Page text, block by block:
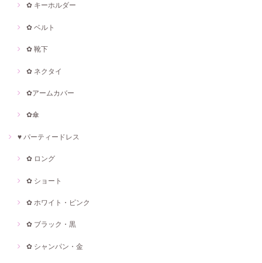
✿ キーホルダー
✿ ベルト
✿ 靴下
✿ ネクタイ
✿アームカバー
✿傘
♥ パーティードレス
✿ ロング
✿ ショート
✿ ホワイト・ピンク
✿ ブラック・黒
✿ シャンパン・金